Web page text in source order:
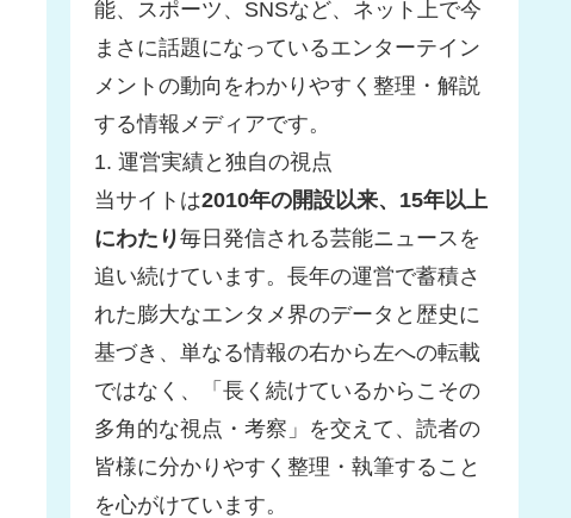
能、スポーツ、SNSなど、ネット上で今
まさに話題になっているエンターテイン
メントの動向をわかりやすく整理・解説
する情報メディアです。
1. 運営実績と独自の視点
当サイトは2010年の開設以来、15年以上
にわたり毎日発信される芸能ニュースを
追い続けています。長年の運営で蓄積さ
れた膨大なエンタメ界のデータと歴史に
基づき、単なる情報の右から左への転載
ではなく、「長く続けているからこその
多角的な視点・考察」を交えて、読者の
皆様に分かりやすく整理・執筆すること
を心がけています。